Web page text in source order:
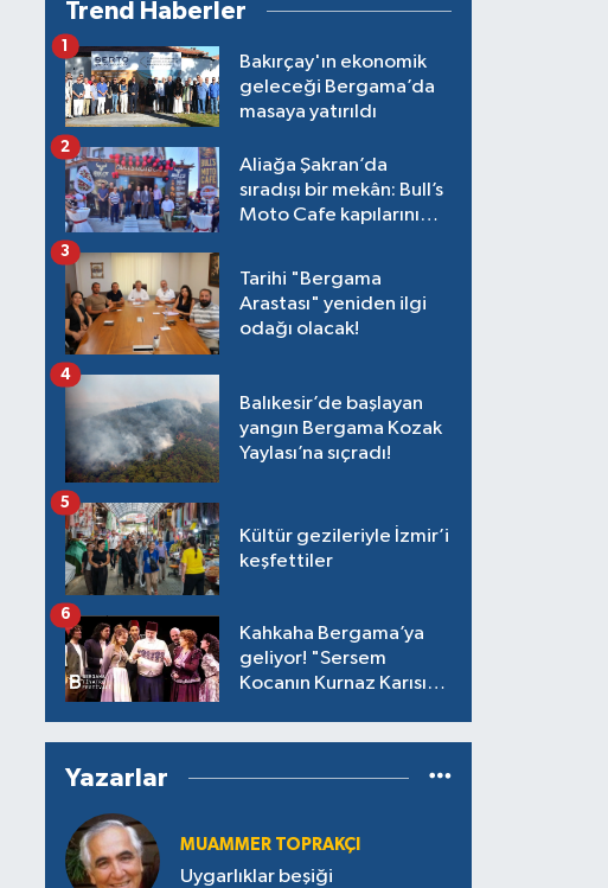
Trend Haberler
Bakırçay'ın ekonomik
geleceği Bergama’da
masaya yatırıldı
1
Aliağa Şakran’da
sıradışı bir mekân: Bull’s
Moto Cafe kapılarını
2
Tarihi "Bergama
Arastası" yeniden ilgi
odağı olacak!
3
Balıkesir’de başlayan
yangın Bergama Kozak
Yaylası’na sıçradı!
4
Kültür gezileriyle İzmir’i
keşfettiler
5
Kahkaha Bergama’ya
geliyor! "Sersem
Kocanın Kurnaz Karısı"
6
Yazarlar
MUAMMER TOPRAKÇI
Uygarlıklar beşiği